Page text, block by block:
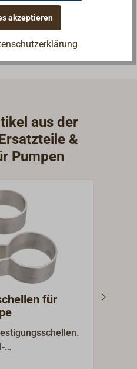
aus der
&
Pumpen
für
für
akzeptieren